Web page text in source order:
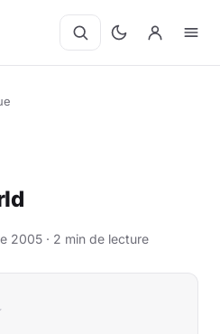
2005 · 2 min de lecture